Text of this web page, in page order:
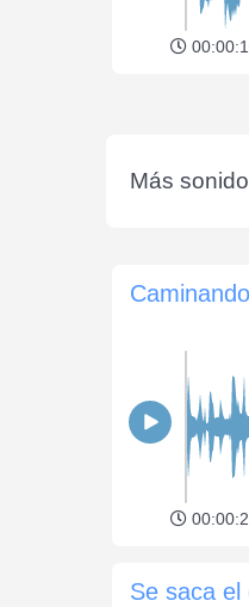
Más
Se saca el